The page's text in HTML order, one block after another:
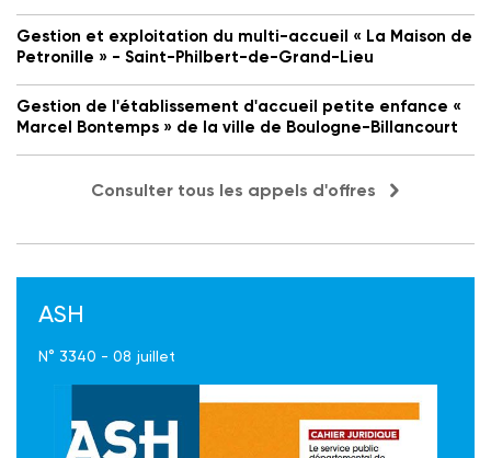
Gestion et exploitation du multi-accueil « La Maison de
Petronille » - Saint-Philbert-de-Grand-Lieu
Gestion de l'établissement d'accueil petite enfance «
Marcel Bontemps » de la ville de Boulogne-Billancourt
Consulter tous les appels d'offres
ASH
N° 3340 - 08 juillet